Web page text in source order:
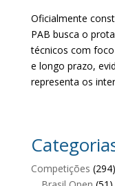
Oficialmente
PAB busca o
técnicos com
e longo prazo,
representa os
Competições (294)